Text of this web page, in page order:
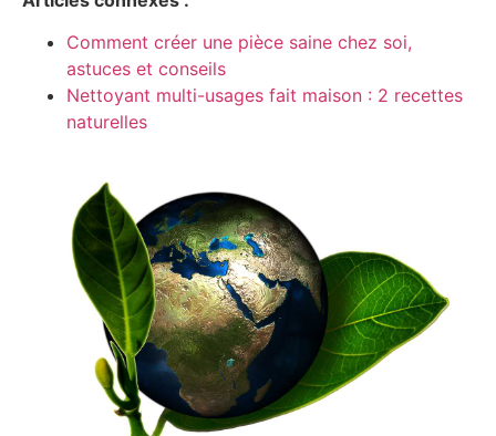
Comment créer une pièce saine chez soi,
astuces et conseils
Nettoyant multi-usages fait maison : 2 recettes
naturelles